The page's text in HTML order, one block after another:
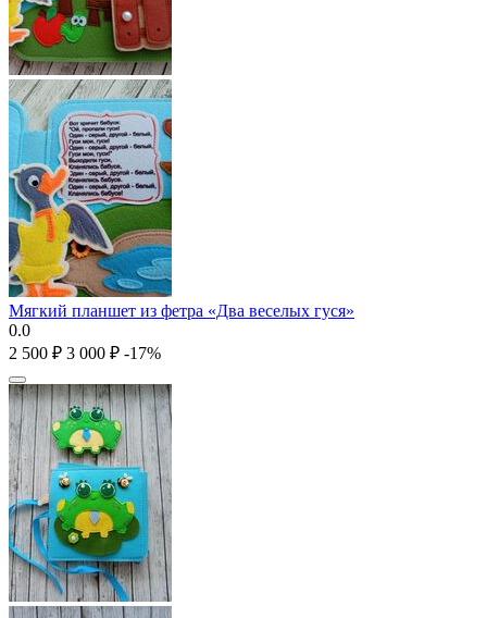
Мягкий планшет из фетра «Два веселых гуся»
0.0
2 500 ₽ 3 000 ₽ -17%